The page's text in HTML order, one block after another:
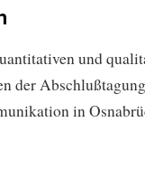
und
der
in